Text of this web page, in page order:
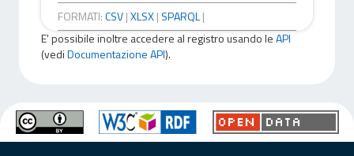
FORMATI:CSV|XLSX| SPARQL|
E' possibile inoltre accedere al registro usando leAPI
(vediDocumentazione API).